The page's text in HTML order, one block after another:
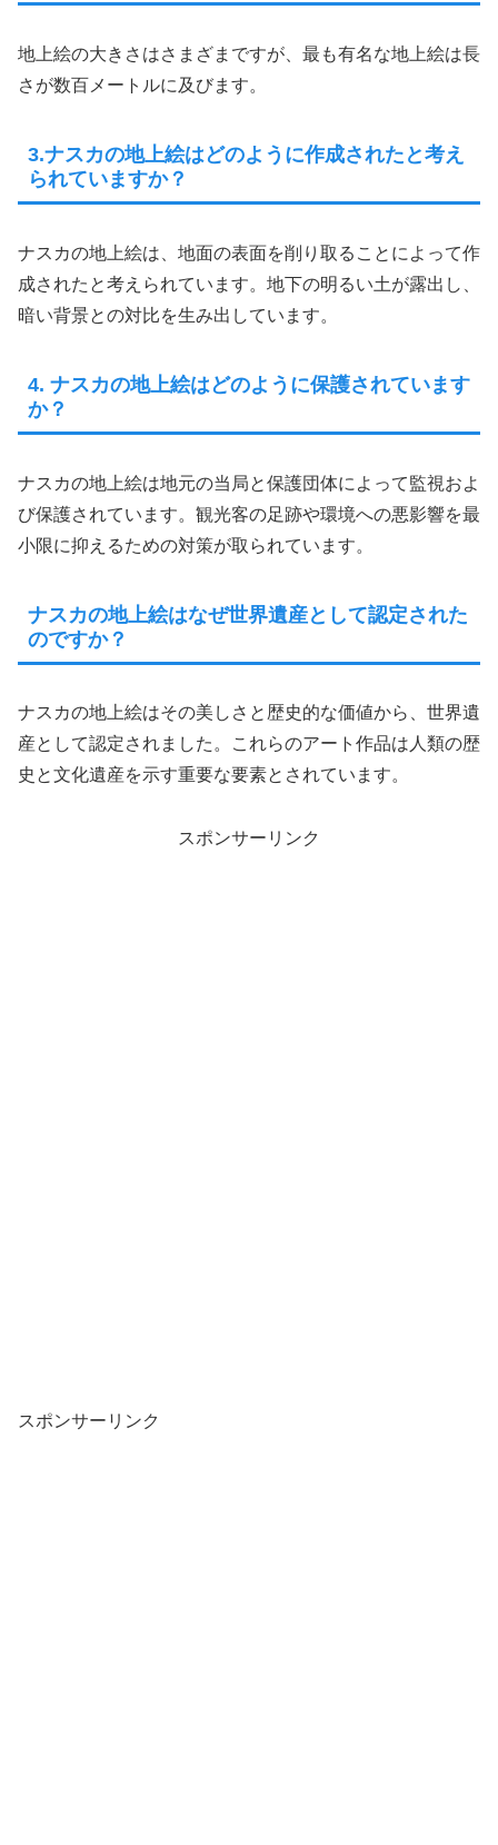
地上絵の大きさはさまざまですが、最も有名な地上絵は長
さが数百メートルに及びます。
3.ナスカの地上絵はどのように作成されたと考え
られていますか？
ナスカの地上絵は、地面の表面を削り取ることによって作
成されたと考えられています。地下の明るい土が露出し、
暗い背景との対比を生み出しています。
4. ナスカの地上絵はどのように保護されています
か？
ナスカの地上絵は地元の当局と保護団体によって監視およ
び保護されています。観光客の足跡や環境への悪影響を最
小限に抑えるための対策が取られています。
ナスカの地上絵はなぜ世界遺産として認定された
のですか？
ナスカの地上絵はその美しさと歴史的な価値から、世界遺
産として認定されました。これらのアート作品は人類の歴
史と文化遺産を示す重要な要素とされています。
スポンサーリンク
スポンサーリンク